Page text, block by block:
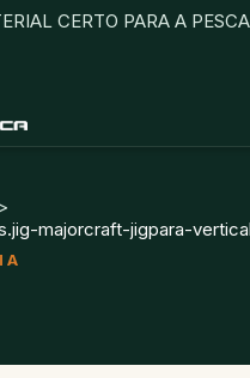
CERTO PARA A
>
majorcraft-jigpara-